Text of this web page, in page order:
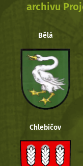
archivu
Bělá
Chlebičov